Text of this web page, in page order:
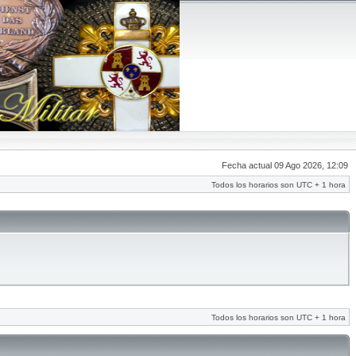
Fecha actual 09 Ago 2026, 12:09
Todos los horarios son UTC + 1 hora
Todos los horarios son UTC + 1 hora